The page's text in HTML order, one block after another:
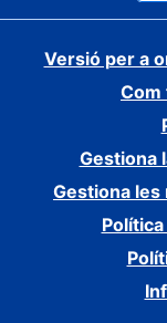
Versió per a
Com
Gestiona
Gestiona